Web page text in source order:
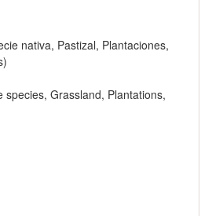
nativa, Pastizal, Plantaciones,
species, Grassland, Plantations,